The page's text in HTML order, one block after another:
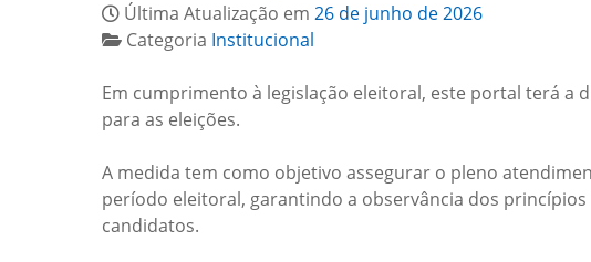
Última Atualização em 26 de junho de 2026
Categoria Institucional
Em cumprimento à legislação eleitoral, este portal terá
para as eleições.
A medida tem como objetivo assegurar o pleno
período eleitoral, garantindo a observância dos
candidatos.